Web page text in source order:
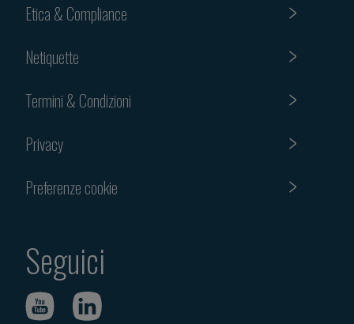
Etica & Compliance
Netiquette
Termini & Condizioni
Privacy
Preferenze cookie
Seguici